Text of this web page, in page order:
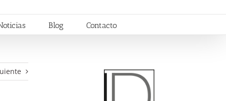
Blog Contacto